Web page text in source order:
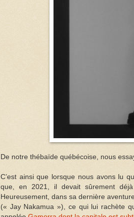
De notre thébaïde québécoise, nous
C’est ainsi que lorsque nous avons lu
que, en 2021, il devait sûrement
Heureusement, dans sa dernière
(« Jay Nakamua »), ce qui lui rachète